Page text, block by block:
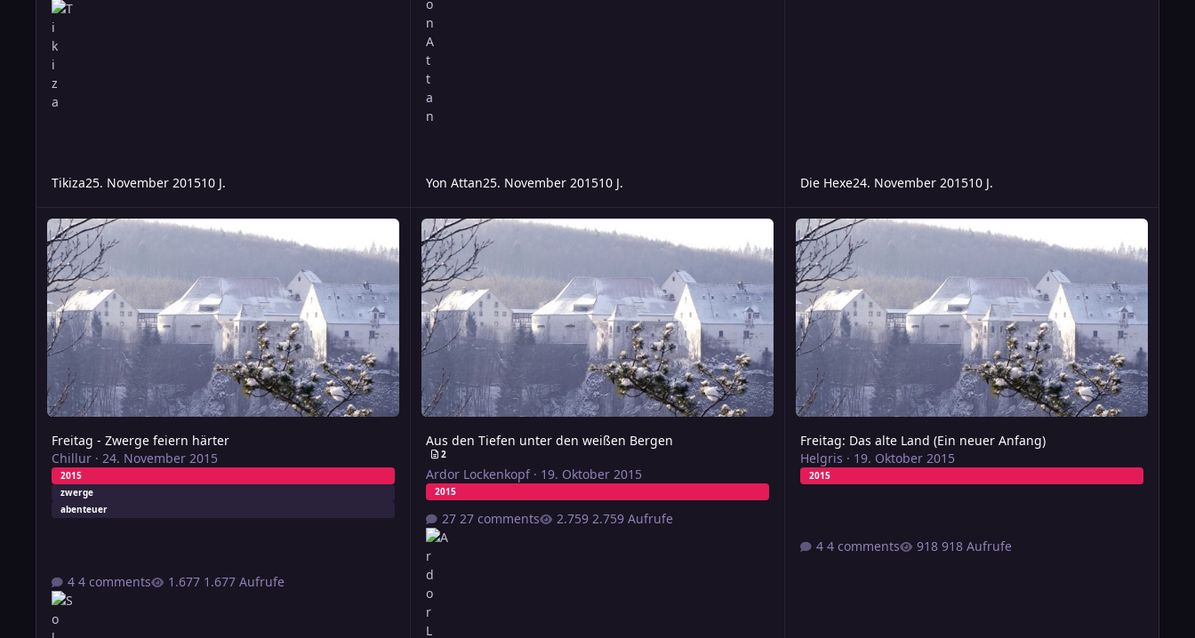
Tikiza25. November 201510 J. Yon Attan25. November 201510 J. Die Hexe24. November 201510 J.
Freitag - Zwerge feiern härter
Freitag - Zwerge feiern härter
Chillur· 24. November 2015
2015
zwerge
abenteuer
4 comments 1.677 Aufrufe
Aus den Tiefen unter den weißen Bergen
Aus den Tiefen unter den weißen Bergen
2
Ardor Lockenkopf· 19. Oktober 2015
2015
27 comments 2.759 Aufrufe
Freitag: Das alte Land (Ein neuer Anfang)
Freitag: Das alte Land (Ein neuer Anfang)
Helgris · 19. Oktober 2015
2015
4 comments 918 Aufrufe